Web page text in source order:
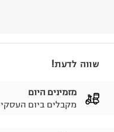
שווה לדעת!
מזמינים היום
מקבלים ביום